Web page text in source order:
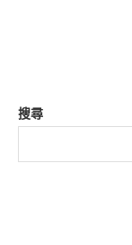
搜尋